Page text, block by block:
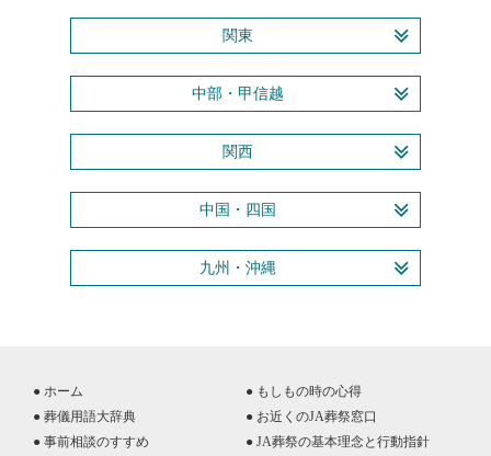
関東
中部・甲信越
関西
中国・四国
九州・沖縄
● ホーム
● もしもの時の心得
● 葬儀用語大辞典
● お近くのJA葬祭窓口
● 事前相談のすすめ
● JA葬祭の基本理念と行動指針